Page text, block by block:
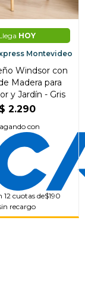
HOY
Montevideo
Windsor con
Madera para
y Jardín - Gris
$ 2.290
con
12 cuotas de$190
recargo